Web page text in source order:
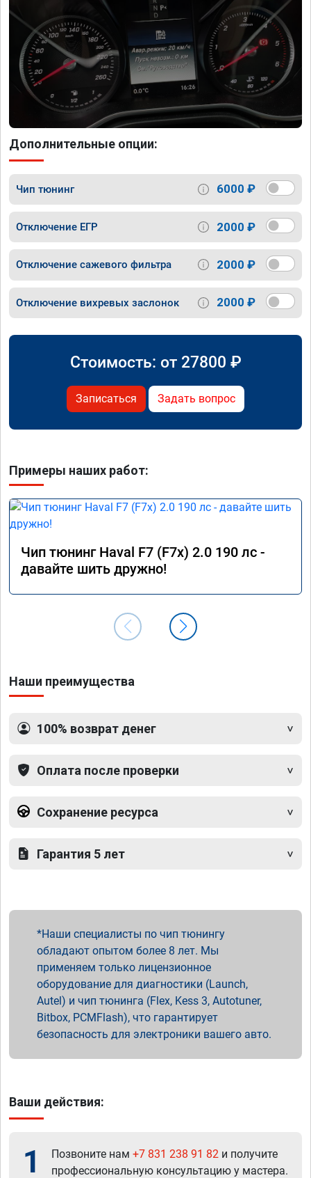
Дополнительные опции:
Чип тюнинг 6000 ₽
Отключение ЕГР 2000 ₽
Отключение сажевого фильтра 2000 ₽
Отключение вихревых заслонок 2000 ₽
Стоимость: от 27800 ₽
Записаться Задать вопрос
Примеры наших работ:
Чип тюнинг Haval F7 (F7x) 2.0 190 лс -
давайте шить дружно!
Наши преимущества
100% возврат денег
Оплата после проверки
Сохранение ресурса
Гарантия 5 лет
Наши специалисты по чип тюнингу
обладают опытом более 8 лет. Мы
применяем только лицензионное
оборудование для диагностики (Launch,
Autel) и чип тюнинга (Flex, Kess 3, Autotuner,
Bitbox, PCMFlash), что гарантирует
безопасность для электроники вашего авто.
Ваши действия:
1 Позвоните нам +7 831 238 91 82 и получите
профессиональную консультацию у мастера.